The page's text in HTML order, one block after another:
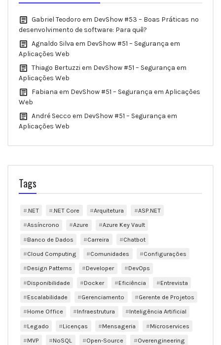
Gabriel Teodoro em DevShow #53 – Boas Práticas no
desenvolvimento de software: Para quê?
Agnaldo Silva em DevShow #51 – Segurança em
Aplicações Web
Thiago Bertuzzi em DevShow #51 – Segurança em
Aplicações Web
Fabiana em DevShow #51 – Segurança em Aplicações
Web
André Secco em DevShow #51 – Segurança em
Aplicações Web
Tags
.NET .NET Core Arquitetura
ASP.NET
Assíncrono
Azure
Azure Key Vault
Banco de Dados
Carreira
Chatbot
Cloud Computing
Comunidades
Configurações
Design Patterns
Developer
DevOps
Disponibilidade
Docker Eficiência
Entrevista
Escalabilidade
Gerenciamento
Gerente de Projetos
Home Office
Infraestrutura
Inteligência Artificial
Legado
Licenças Mensageria
Microservices
MVP
NoSQL Open-Source Overengineering